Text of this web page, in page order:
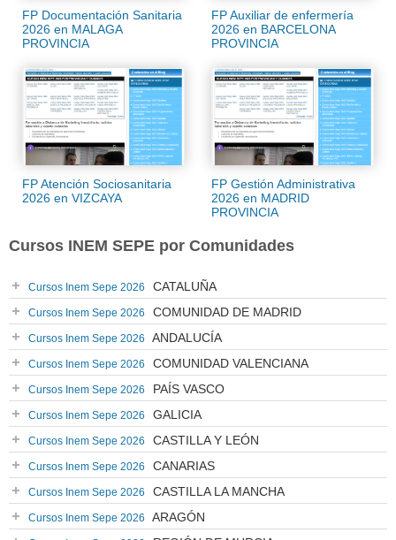
FP Documentación Sanitaria
2026 en MALAGA
PROVINCIA
FP Auxiliar de enfermería
2026 en BARCELONA
PROVINCIA
FP Atención Sociosanitaria
2026 en VIZCAYA
FP Gestión Administrativa
2026 en MADRID
PROVINCIA
Cursos INEM SEPE por Comunidades
Cursos Inem Sepe 2026 CATALUÑA
Cursos Inem Sepe 2026 COMUNIDAD DE MADRID
Cursos Inem Sepe 2026 ANDALUCÍA
Cursos Inem Sepe 2026 COMUNIDAD VALENCIANA
Cursos Inem Sepe 2026 PAÍS VASCO
Cursos Inem Sepe 2026 GALICIA
Cursos Inem Sepe 2026 CASTILLA Y LEÓN
Cursos Inem Sepe 2026 CANARIAS
Cursos Inem Sepe 2026 CASTILLA LA MANCHA
Cursos Inem Sepe 2026 ARAGÓN